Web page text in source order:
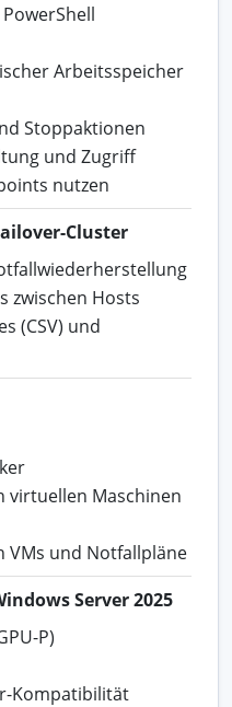
Arbeitsspeicher
Stoppaktionen
und Zugriff
nutzen
Cluster
zwischen Hosts
(CSV) und
virtuellen Maschinen
VMs und Notfallpläne
Server 2025
P)
Kompatibilität